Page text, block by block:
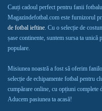
Cauți cadoul perfect pentru fanii
Magazindefotbal.com este furnizorul
de fotbal ieftine. Cu o selecție de
șase continente, suntem sursa ta unică
populare.
Misiunea noastră a fost să oferim
selecție de echipamente fotbal pentru
cumpărare online, cu opțiuni complete
Aducem pasiunea ta acasă!